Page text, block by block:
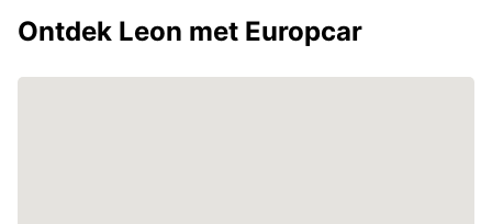
Ontdek Leon met Europcar